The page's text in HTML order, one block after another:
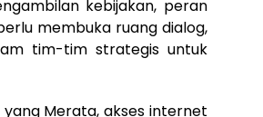
kebijakan, peran
membuka ruang dialog,
tim-tim strategis untuk
Merata, akses internet